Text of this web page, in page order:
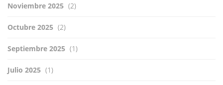
Noviembre 2025 (2)
Octubre 2025 (2)
Septiembre 2025 (1)
Julio 2025 (1)